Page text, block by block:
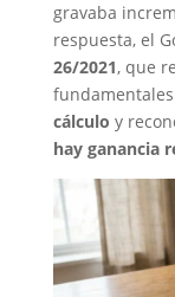
gravaba
respuesta, el
26/2021, que
cálculo y
hay ganancia